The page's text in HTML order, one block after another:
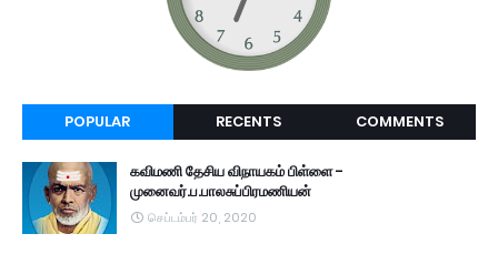
POPULAR RECENTS COMMENTS
கவிமணி தேசிய விநாயகம் பிள்ளை -
முனைவர்.ப.பாலசுப்பிரமணியன்
செப்டம்பர் 20, 2020